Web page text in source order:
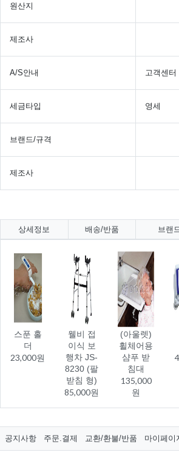
원산지
제조사
A/S안내 고객센터
세금타입 영세
브랜드/규격
제조사
상세정보 배송/반품 브랜
스푼 홀
더
23,000원
웰비 접
이식 보
행차 JS-
8230 (팔
받침 형)
85,000원
(아울렛)
휠체어용
샴푸 받
침대
135,000
원
공지사항 주문.결제 교환/환불/반품 마이페이